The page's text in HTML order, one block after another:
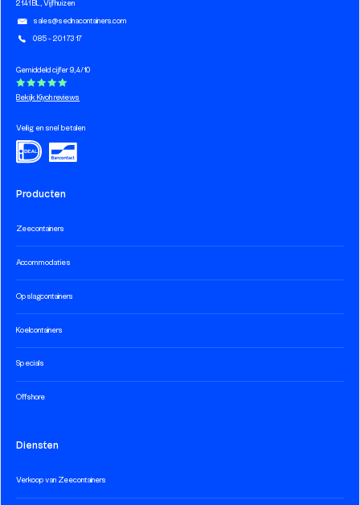
Producten
Zeecontainers
Accommodaties
Opslagcontainers
Koelcontainers
Specials
Offshore
Diensten
Verkoop van Zeecontainers
2141 BL, Vijfhuizen
sales@sednacontainers.com
085 - 201 73 17
Gemiddeld cijfer 9,4/10
Bekijk Kiyoh reviews
Veilig en snel betalen